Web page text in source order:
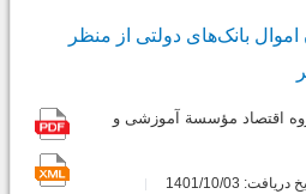
بانک‌های دولتی از منظر
اقتصاد مؤسسة آموزشی و
دریافت: 1401/10/03